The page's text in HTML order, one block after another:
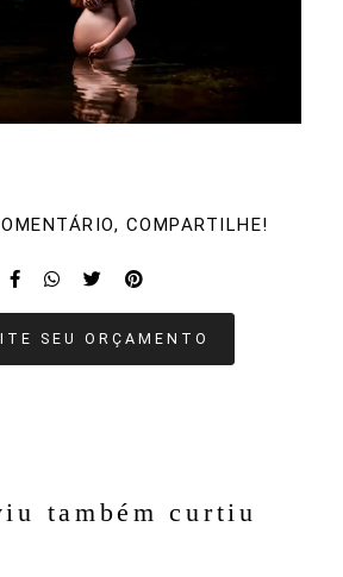
COMPARTILHE!
SEU ORÇAMENTO
também curtiu